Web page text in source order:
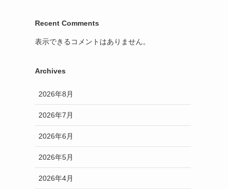
Recent Comments
表示できるコメントはありません。
Archives
2026年8月
2026年7月
2026年6月
2026年5月
2026年4月